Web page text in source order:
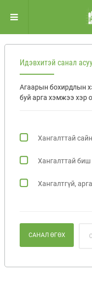
Идэвхитэй санал
Агаарын бохирдлын
буй арга хэмжээ хэр
Хангалттай сайн
Хангалттай биш
Хангалтгүй,
САНАЛ ӨГӨХ